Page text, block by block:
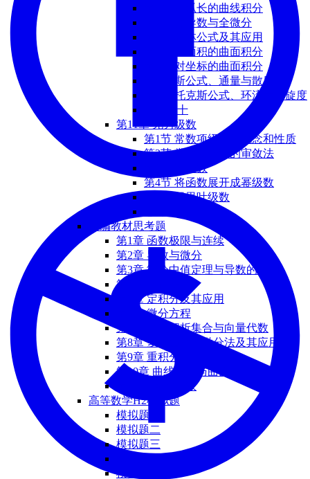
第1节 对弧长的曲线积分
第2节 偏导数与全微分
第3节 格林公式及其应⽤
第4节 对⾯积的曲⾯积分
第5节 对坐标的曲⾯积分
第6节 斯公式、通量与散度
第7节 托克斯公式、环流量与旋度
总习题十
第11章 无穷级数
第1节 常数项级数的概念和性质
第2节 常数项级数的审敛法
第3节 幂级数
第4节 将函数展开成幂级数
第5节 傅⾥叶级数
自编教材思考题
第1章 函数极限与连续
第2章 导数与微分
第3章 微分中值定理与导数的应用
第4章 不定积分
第5章 定积分及其应用
第6章 微分方程
第7章 空间解析集合与向量代数
第8章 多元函数的微分法及其应用
第9章 重积分
第10章 曲线积分与曲面积分
第11章 无穷级数
高等数学H2模拟题
模拟题一
模拟题二
模拟题三
模拟题五